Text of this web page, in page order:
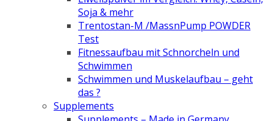
Soja & mehr
Trentostan-M /MassnPump POWDER
Test
Fitnessaufbau mit Schnorcheln und
Schwimmen
Schwimmen und Muskelaufbau – geht
das ?
Supplements